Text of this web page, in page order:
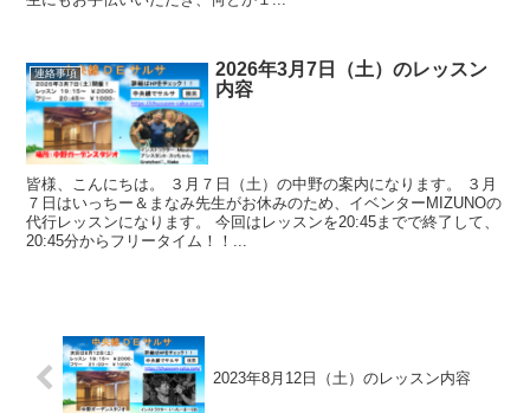
連絡事項
2026年3月7日（土）のレッスン
内容
皆様、こんにちは。 ３月７日（土）の中野の案内になります。 ３月
７日はいっちー＆まなみ先生がお休みのため、イベンターMIZUNOの
代行レッスンになります。 今回はレッスンを20:45までで終了して、
20:45分からフリータイム！！...
2023年8月12日（土）のレッスン内容